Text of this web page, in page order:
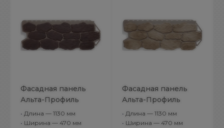
Фасадная панель
Альта-Профиль
Бутовый камень
Датский
• Длина — 1130 мм
• Ширина — 470 мм
Фасадная панель
Альта-Профиль
Бутовый камень
Нормандский
• Длина — 1130 мм
• Ширина — 470 мм